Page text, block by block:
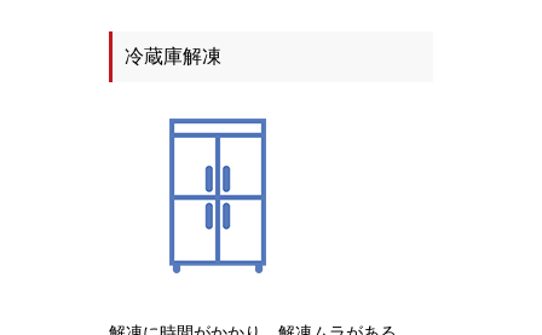
冷蔵庫解凍